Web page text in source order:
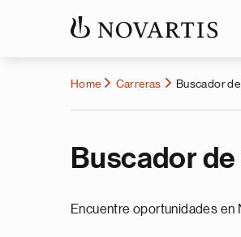
Home Carreras Buscador
Buscador
Encuentre oportunidades en